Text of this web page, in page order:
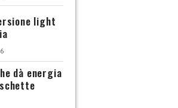
light
dà energia